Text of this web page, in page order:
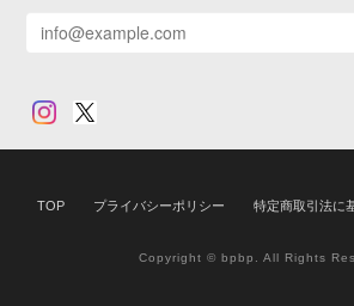
TOP プライバシーポリシー 特定商取引法に
Copyright © bpbp. All Rights